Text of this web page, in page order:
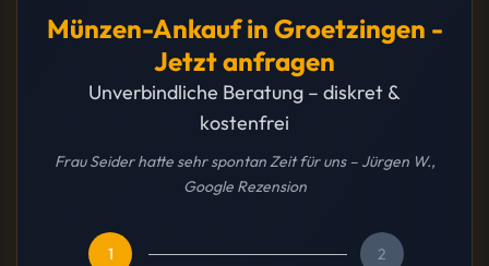
Münzen-Ankauf in Groetzingen -
Jetzt anfragen
Unverbindliche Beratung – diskret &
kostenfrei
Frau Seider hatte sehr spontan Zeit für uns – Jürgen W.,
Google Rezension
1 2